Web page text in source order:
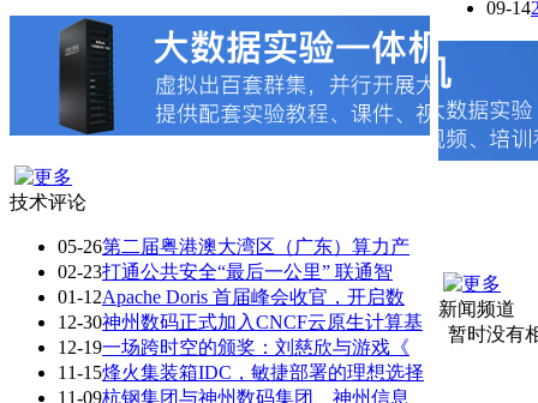
09-14
技术评论
05-26第二届粤港澳大湾区（广东）算力产
02-23打通公共安全“最后一公里” 联通智
01-12Apache Doris 首届峰会收官，开启数
12-30神州数码正式加入CNCF云原生计算基
12-19一场跨时空的颁奖：刘慈欣与游戏《
11-15烽火集装箱IDC，敏捷部署的理想选择
11-09杭钢集团与神州数码集团、神州信息
新闻频道
暂时没有